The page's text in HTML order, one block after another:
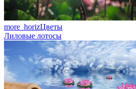
more_horizЦветы
Лиловые лотосы